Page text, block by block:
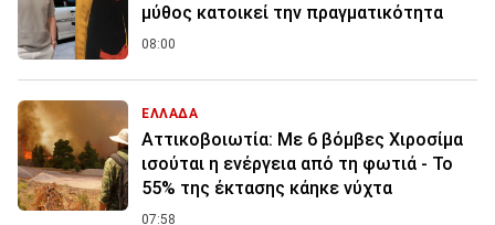
μύθος κατοικεί την πραγματικότητα
08:00
ΕΛΛΑΔΑ
Αττικοβοιωτία: Με 6 βόμβες Χιροσίμα
ισούται η ενέργεια από τη φωτιά - Το
55% της έκτασης κάηκε νύχτα
07:58